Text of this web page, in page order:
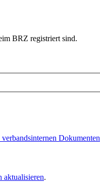
BRZ registriert sind.
Dokumenten
aktualisieren.